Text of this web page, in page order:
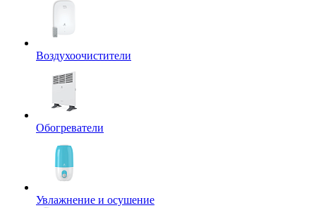
Воздухоочистители
Обогреватели
Увлажнение и осушение